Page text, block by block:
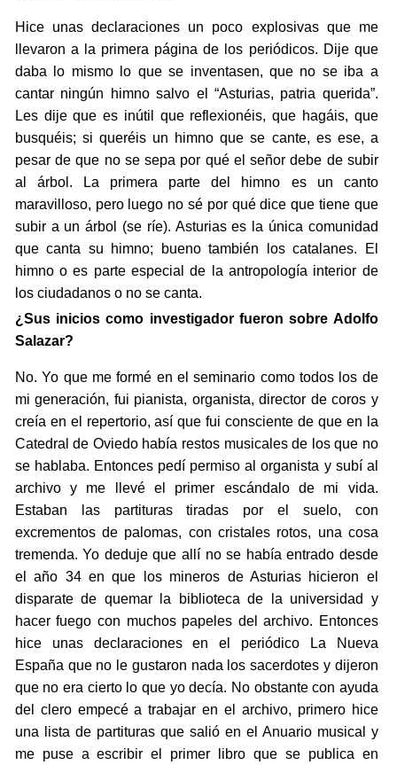
Hice unas declaraciones un poco explosivas que me
llevaron a la primera página de los periódicos. Dije que
daba lo mismo lo que se inventasen, que no se iba a
cantar ningún himno salvo el “Asturias, patria querida”.
Les dije que es inútil que reflexionéis, que hagáis, que
busquéis; si queréis un himno que se cante, es ese, a
pesar de que no se sepa por qué el señor debe de subir
al árbol. La primera parte del himno es un canto
maravilloso, pero luego no sé por qué dice que tiene que
subir a un árbol (se ríe). Asturias es la única comunidad
que canta su himno; bueno también los catalanes. El
himno o es parte especial de la antropología interior de
los ciudadanos o no se canta.
¿Sus inicios como investigador fueron sobre Adolfo
Salazar?
No. Yo que me formé en el seminario como todos los de
mi generación, fui pianista, organista, director de coros y
creía en el repertorio, así que fui consciente de que en la
Catedral de Oviedo había restos musicales de los que no
se hablaba. Entonces pedí permiso al organista y subí al
archivo y me llevé el primer escándalo de mi vida.
Estaban las partituras tiradas por el suelo, con
excrementos de palomas, con cristales rotos, una cosa
tremenda. Yo deduje que allí no se había entrado desde
el año 34 en que los mineros de Asturias hicieron el
disparate de quemar la biblioteca de la universidad y
hacer fuego con muchos papeles del archivo. Entonces
hice unas declaraciones en el periódico La Nueva
España que no le gustaron nada los sacerdotes y dijeron
que no era cierto lo que yo decía. No obstante con ayuda
del clero empecé a trabajar en el archivo, primero hice
una lista de partituras que salió en el Anuario musical y
me puse a escribir el primer libro que se publica en